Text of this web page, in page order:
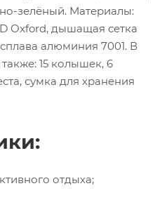
зелёный. Материалы:
Oxford, дышащая сетка
алюминия 7001. В
15 колышек, 6
сумка для хранения
отдыха;